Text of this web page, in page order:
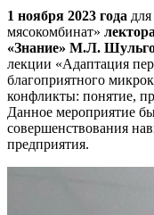
1 ноября 2023 года
мясокомбинат»
«Знание» М.Л.
лекции «Адаптация
благоприятного
конфликты: понятие,
Данное мероприятие
совершенствования
предприятия.